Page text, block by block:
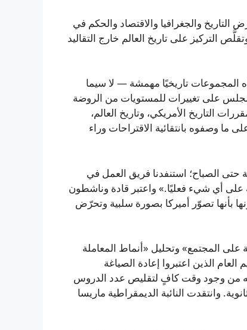
والجغرافيا والاقتصاد والحكم في
التركيز على تاريخ العالم خارج التقاليد
المجموعات تاريخيًا مهمشة — لا سيما
على تغييرات للمستويات من الروضة
التاريخ الأمريكي، وتاريخ العالم،
ما وصفوه بانتقائية الاقتراحات وراء
الصباح؛ استنفدنا فريق العمل في
على أي شيء فعليًا.» واعتبر قادة وناشطون
بأنها تصوّر أميركا بصورة سلبية وتحرّض
على المجتمع» وتحليل «أنماط المعاملة
العام الذين اعتبروا إعادة الصياغة
من وجود وقت كافٍ لتقليص عدد الدروس
وانتقدت النائبة الديمقراطية ماريسا